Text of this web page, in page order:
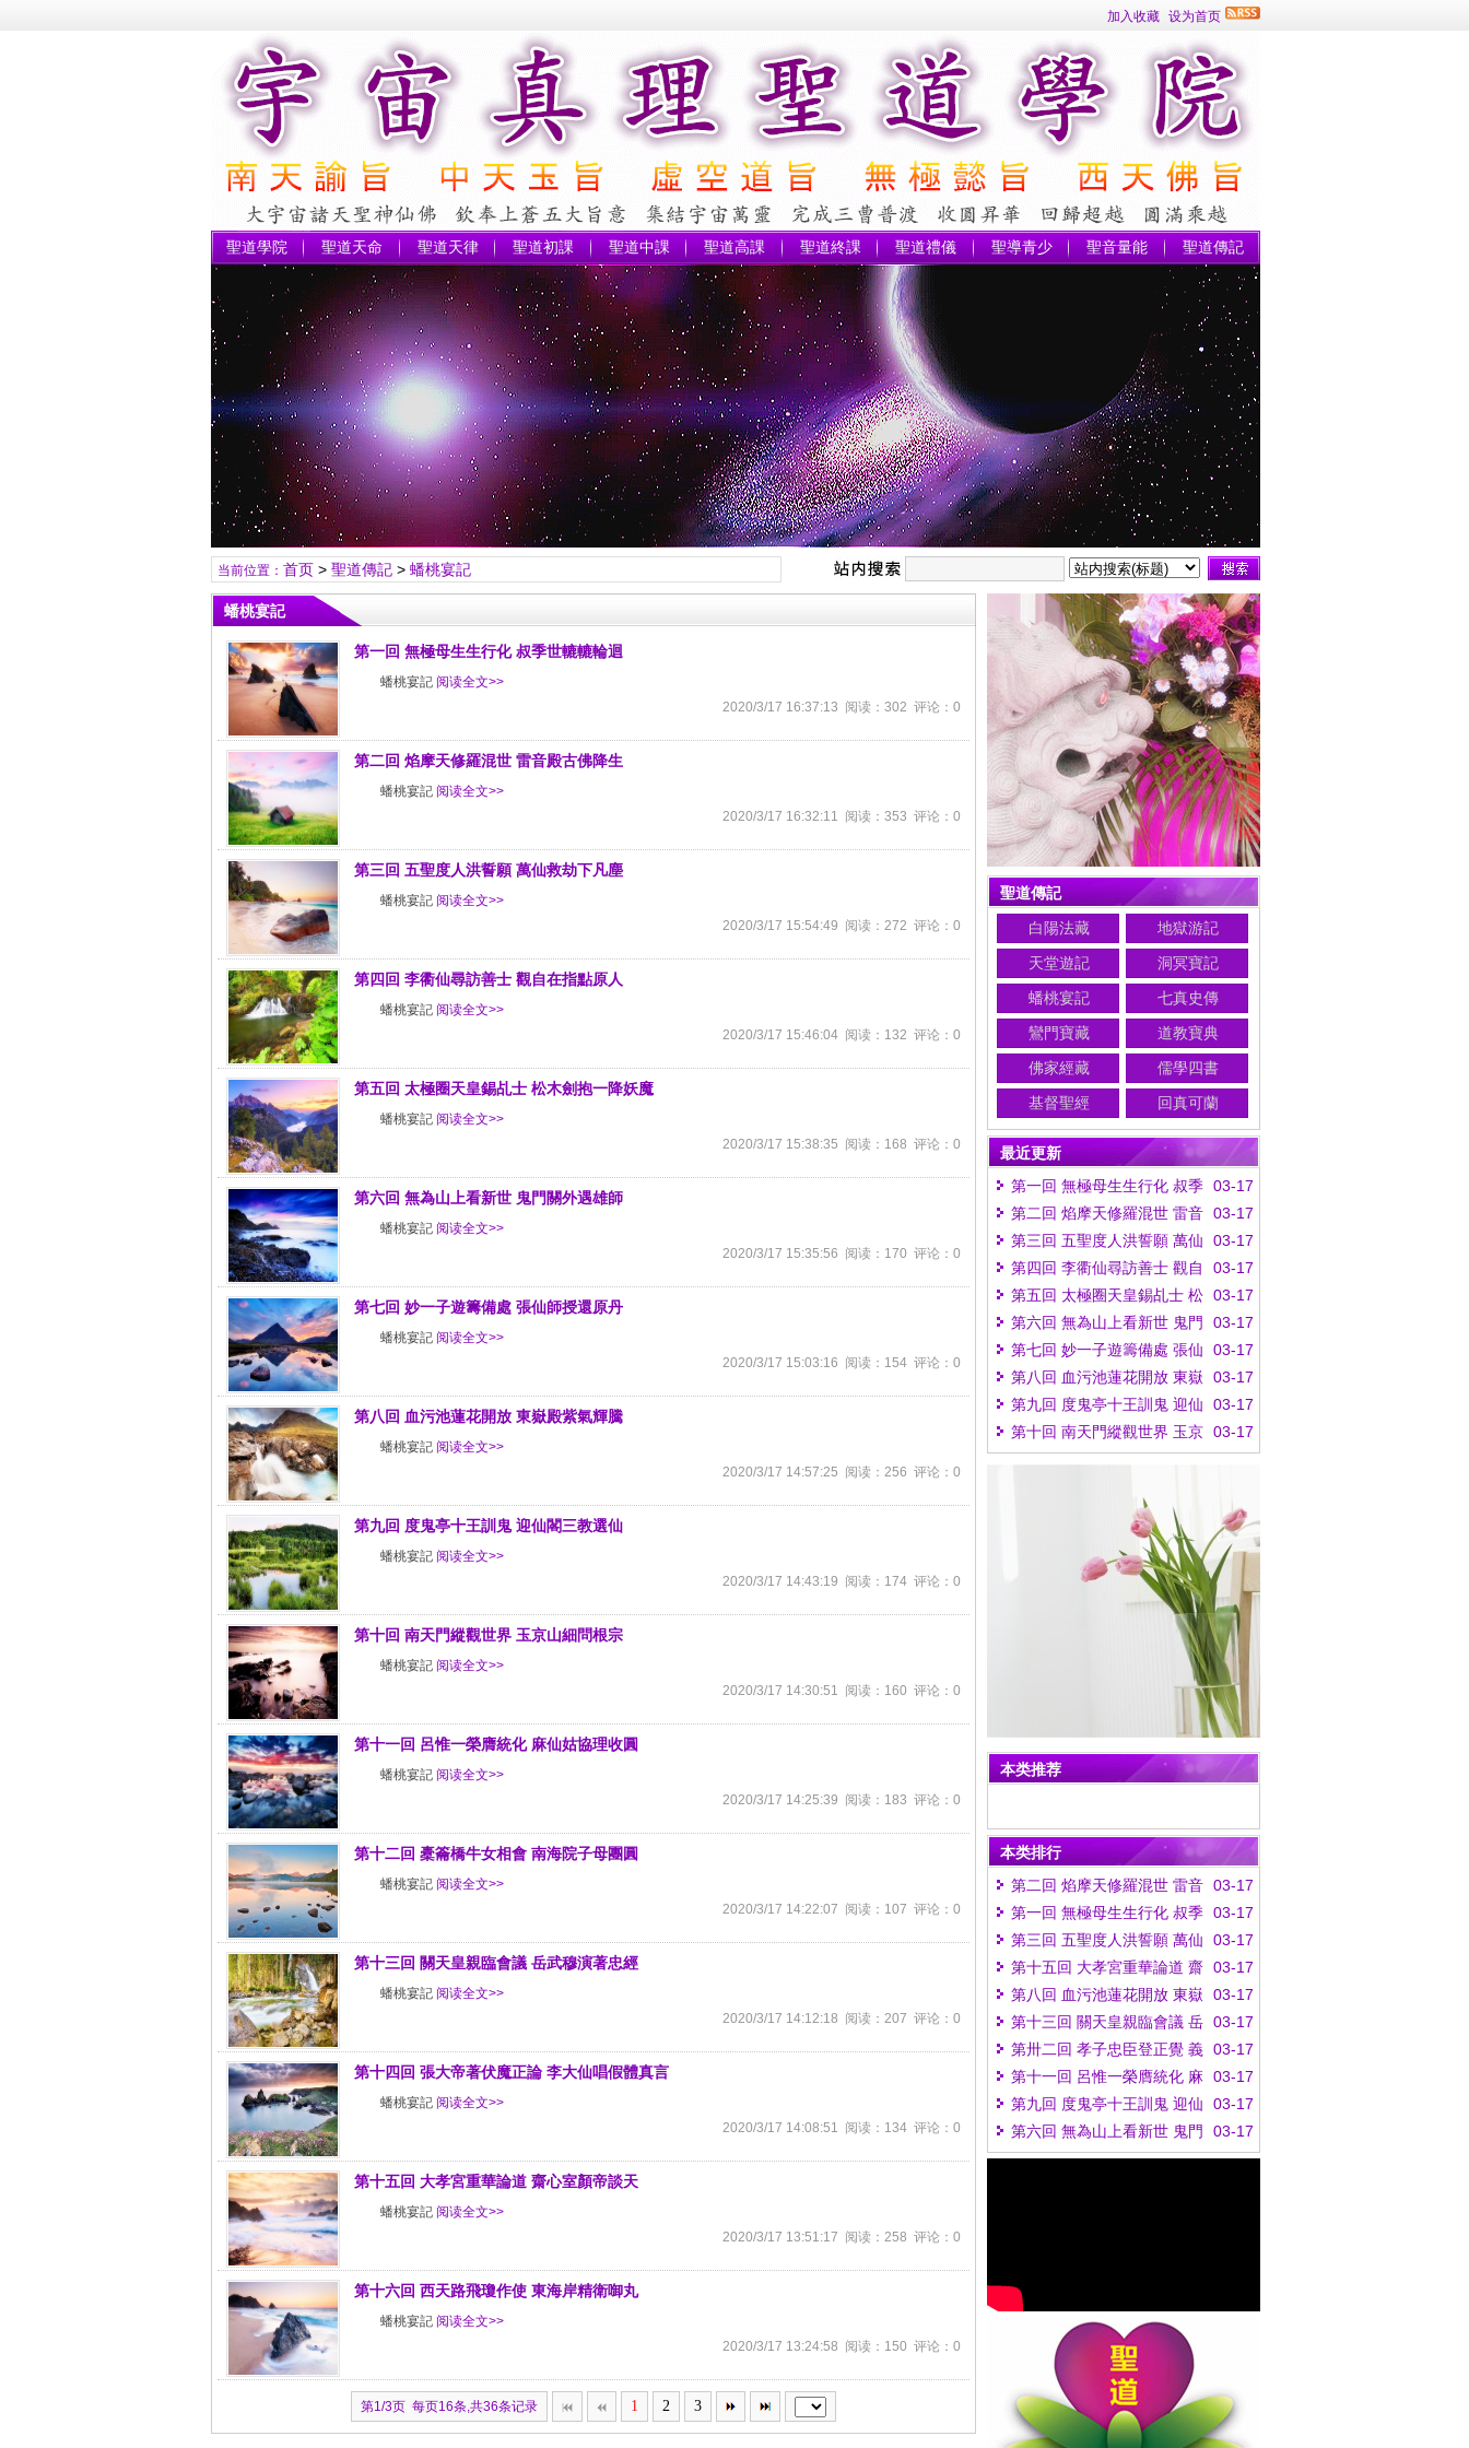
加入收藏 设为首页
聖道學院 聖道天命 聖道天律 聖道初課 聖道中課 聖道高課 聖道終課 聖道禮儀 聖導青少 聖音量能 聖道傳記
当前位置： 首页> 聖道傳記> 蟠桃宴記
蟠桃宴記
第一回 無極母生生行化 叔季世轆轆輪迴
蟠桃宴記 阅读全文>>
2020/3/17 16:37:13 阅读：302 评论：0
第二回 焰摩天修羅混世 雷音殿古佛降生
蟠桃宴記 阅读全文>>
2020/3/17 16:32:11 阅读：353 评论：0
第三回 五聖度人洪誓願 萬仙救劫下凡塵
蟠桃宴記 阅读全文>>
2020/3/17 15:54:49 阅读：272 评论：0
第四回 李衢仙尋訪善士 觀自在指點原人
蟠桃宴記 阅读全文>>
2020/3/17 15:46:04 阅读：132 评论：0
第五回 太極圈天皇錫乩士 松木劍抱一降妖魔
蟠桃宴記 阅读全文>>
2020/3/17 15:38:35 阅读：168 评论：0
第六回 無為山上看新世 鬼門關外遇雄師
蟠桃宴記 阅读全文>>
2020/3/17 15:35:56 阅读：170 评论：0
第七回 妙一子遊籌備處 張仙師授還原丹
蟠桃宴記 阅读全文>>
2020/3/17 15:03:16 阅读：154 评论：0
第八回 血污池蓮花開放 東嶽殿紫氣輝騰
蟠桃宴記 阅读全文>>
2020/3/17 14:57:25 阅读：256 评论：0
第九回 度鬼亭十王訓鬼 迎仙閣三教選仙
蟠桃宴記 阅读全文>>
2020/3/17 14:43:19 阅读：174 评论：0
第十回 南天門縱觀世界 玉京山細問根宗
蟠桃宴記 阅读全文>>
2020/3/17 14:30:51 阅读：160 评论：0
第十一回 呂惟一榮膺統化 麻仙姑協理收圓
蟠桃宴記 阅读全文>>
2020/3/17 14:25:39 阅读：183 评论：0
第十二回 橐籥橋牛女相會 南海院子母團圓
蟠桃宴記 阅读全文>>
2020/3/17 14:22:07 阅读：107 评论：0
第十三回 關天皇親臨會議 岳武穆演著忠經
蟠桃宴記 阅读全文>>
2020/3/17 14:12:18 阅读：207 评论：0
第十四回 張大帝著伏魔正論 李大仙唱假體真言
蟠桃宴記 阅读全文>>
2020/3/17 14:08:51 阅读：134 评论：0
第十五回 大孝宮重華論道 齋心室顏帝談天
蟠桃宴記 阅读全文>>
2020/3/17 13:51:17 阅读：258 评论：0
第十六回 西天路飛瓊作使 東海岸精衛啣丸
蟠桃宴記 阅读全文>>
2020/3/17 13:24:58 阅读：150 评论：0
第1/3页 每页16条,共36条记录 1 2 3
聖道傳記
白陽法藏
地獄游記
天堂遊記
洞冥寶記
蟠桃宴記
七真史傳
鸞門寶藏
道教寶典
佛家經藏
儒學四書
基督聖經
回真可蘭
最近更新
03-17
第一回 無極母生生行化 叔季
世轆轆輪迴
03-17
第二回 焰摩天修羅混世 雷音
殿古佛降生
03-17
第三回 五聖度人洪誓願 萬仙
救劫下凡塵
03-17
第四回 李衢仙尋訪善士 觀自
在指點原人
03-17
第五回 太極圈天皇錫乩士 松
木劍抱一降妖魔
03-17
第六回 無為山上看新世 鬼門
關外遇雄師
03-17
第七回 妙一子遊籌備處 張仙
師授還原丹
03-17
第八回 血污池蓮花開放 東嶽
殿紫氣輝騰
03-17
第九回 度鬼亭十王訓鬼 迎仙
閣三教選仙
03-17
第十回 南天門縱觀世界 玉京
山細問根宗
本类推荐
本类排行
03-17
第二回 焰摩天修羅混世 雷音
殿古佛降生
03-17
第一回 無極母生生行化 叔季
世轆轆輪迴
03-17
第三回 五聖度人洪誓願 萬仙
救劫下凡塵
03-17
第十五回 大孝宮重華論道 齋
心室顏帝談天
03-17
第八回 血污池蓮花開放 東嶽
殿紫氣輝騰
03-17
第十三回 關天皇親臨會議 岳
武穆演著忠經
03-17
第卅二回 孝子忠臣登正覺 義
夫節婦證金仙
03-17
第十一回 呂惟一榮膺統化 麻
仙姑協理收圓
03-17
第九回 度鬼亭十王訓鬼 迎仙
閣三教選仙
03-17
第六回 無為山上看新世 鬼門
關外遇雄師